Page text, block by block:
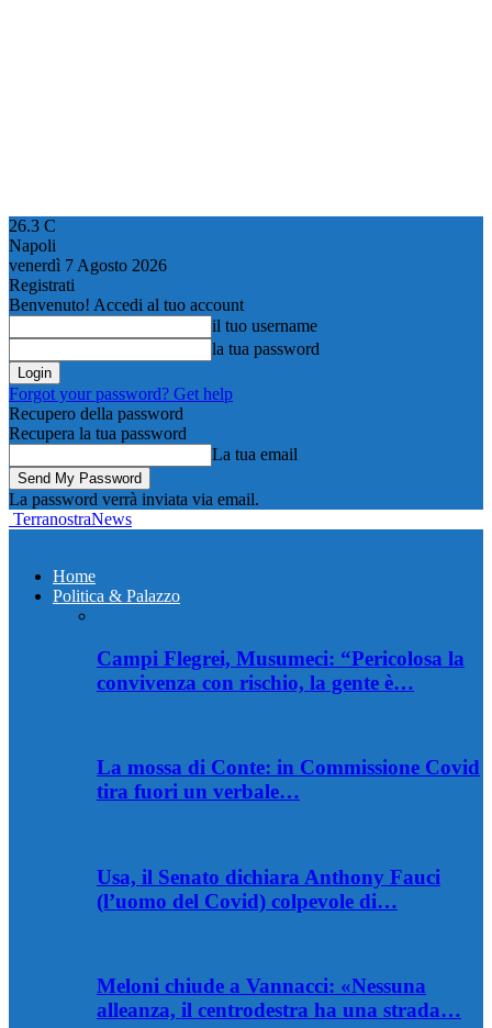
26.3 C
Napoli
venerdì 7 Agosto 2026
Registrati
Benvenuto! Accedi al tuo account
il tuo username
la tua password
Forgot your password? Get help
Recupero della password
Recupera la tua password
La tua email
La password verrà inviata via email.
TerranostraNews
Home
Politica & Palazzo
Campi Flegrei, Musumeci: “Pericolosa la
convivenza con rischio, la gente è…
La mossa di Conte: in Commissione Covid
tira fuori un verbale…
Usa, il Senato dichiara Anthony Fauci
(l’uomo del Covid) colpevole di…
Meloni chiude a Vannacci: «Nessuna
alleanza, il centrodestra ha una strada…